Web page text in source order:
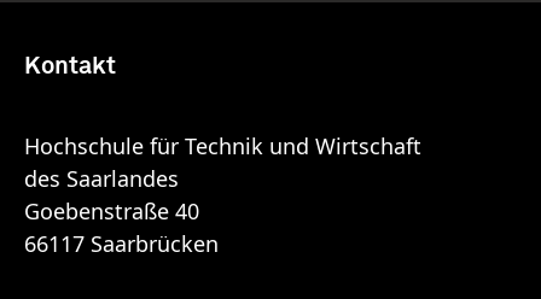
Kontakt
Hochschule für Technik und Wirtschaft
des Saarlandes
Goebenstraße 40
66117 Saarbrücken